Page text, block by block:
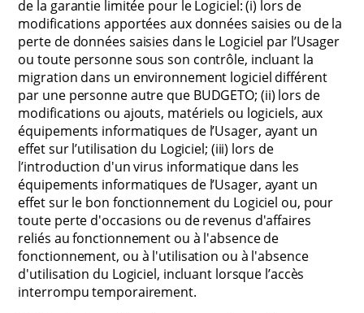
de la garantie limitée pour le Logiciel: (i) lors de
modifications apportées aux données saisies ou de la
perte de données saisies dans le Logiciel par l’Usager
ou toute personne sous son contrôle, incluant la
migration dans un environnement logiciel différent
par une personne autre que BUDGETO; (ii) lors de
modifications ou ajouts, matériels ou logiciels, aux
équipements informatiques de l’Usager, ayant un
effet sur l’utilisation du Logiciel; (iii) lors de
l’introduction d'un virus informatique dans les
équipements informatiques de l’Usager, ayant un
effet sur le bon fonctionnement du Logiciel ou, pour
toute perte d'occasions ou de revenus d'affaires
reliés au fonctionnement ou à l'absence de
fonctionnement, ou à l'utilisation ou à l'absence
d'utilisation du Logiciel, incluant lorsque l’accès
interrompu temporairement.